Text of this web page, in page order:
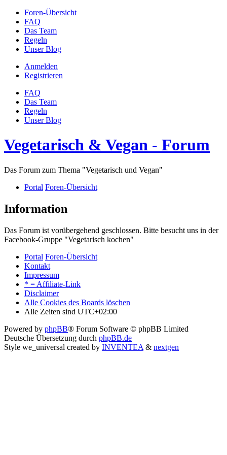
Foren-Übersicht
FAQ
Das Team
Regeln
Unser Blog
Anmelden
Registrieren
FAQ
Das Team
Regeln
Unser Blog
Vegetarisch & Vegan - Forum
Das Forum zum Thema "Vegetarisch und Vegan"
Portal Foren-Übersicht
Information
Das Forum ist vorübergehend geschlossen. Bitte besucht uns in der
Facebook-Gruppe "Vegetarisch kochen"
Portal Foren-Übersicht
Kontakt
Impressum
* = Affiliate-Link
Disclaimer
Alle Cookies des Boards löschen
Alle Zeiten sind UTC+02:00
Powered by phpBB® Forum Software © phpBB Limited
Deutsche Übersetzung durch phpBB.de
Style we_universal created by INVENTEA & nextgen